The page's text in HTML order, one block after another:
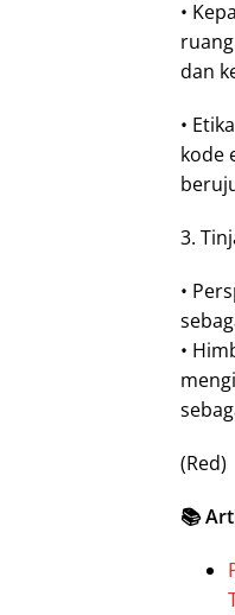
•
dan
•
kode
3.
•
•
(Red)
📚